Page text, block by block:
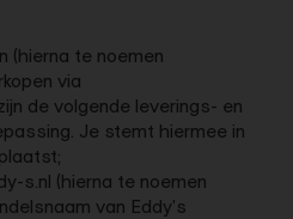
(hierna te noemen
via
de volgende leverings- en
Je stemt hiermee in
s.nl (hierna te noemen
van Eddy's